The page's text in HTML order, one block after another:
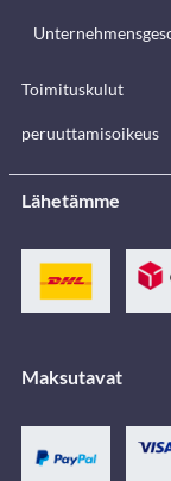
Toimituskulut
peruuttamisoikeus
Lähetämme
Maksutavat